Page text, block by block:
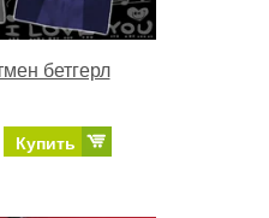
бетгерл
Купить